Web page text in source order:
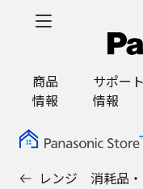
商品
情報
サポート
情報
レンジ 消耗品